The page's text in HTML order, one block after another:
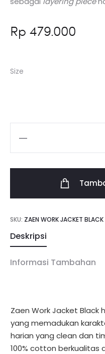
Rp 479.000
Size
Black
SKU: ZAEN WORK JACKET BLACK
Deskripsi
Informasi Tambahan
Zaen Work Jacket
yang memadukan
harian yang clean dan
100% cotton berkualitas